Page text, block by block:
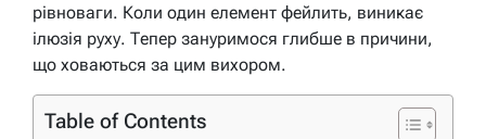
рівноваги. Коли один елемент фейлить, виникає
ілюзія руху. Тепер зануримося глибше в причини,
що ховаються за цим вихором.
Table of Contents